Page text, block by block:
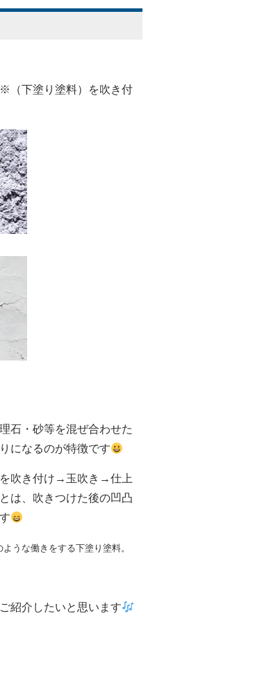
（下塗り塗料）を吹き付
石・砂等を混ぜ合わせた
になるのが特徴です
吹き付け→玉吹き→仕上
は、吹きつけた後の凹凸
うな働きをする下塗り塗料。
紹介したいと思います